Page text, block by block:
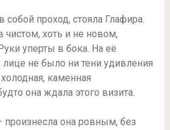
собой проход, стояла Глафира.
чистом, хоть и не новом,
уперты в бока. На её
не было ни тени удивления
каменная
она ждала этого визита.
она ровным, без